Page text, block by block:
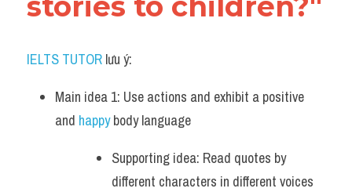
IELTS TUTOR lưu ý:
Main idea 1: Use actions and exhibit a positive
and happy body language
Supporting idea: Read quotes by
different characters in different voices